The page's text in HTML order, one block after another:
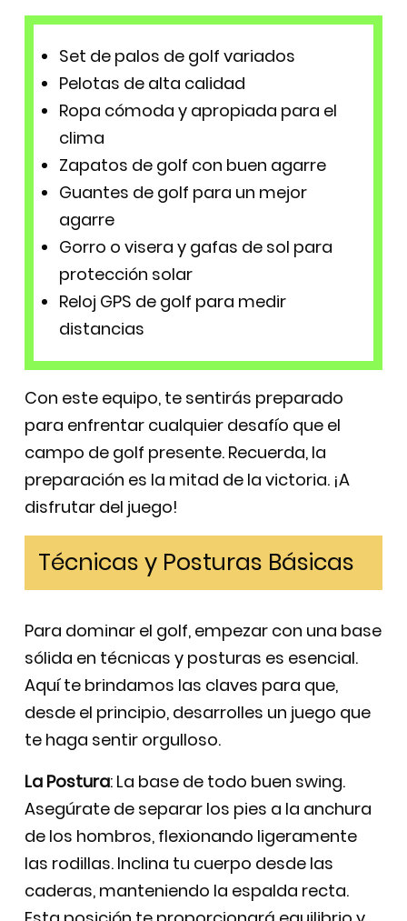
Set de palos de golf variados
Pelotas de alta calidad
Ropa cómoda y apropiada para el
clima
Zapatos de golf con buen agarre
Guantes de golf para un mejor
agarre
Gorro o visera y gafas de sol para
protección solar
Reloj GPS de golf para medir
distancias
Con este equipo, te sentirás preparado
para enfrentar cualquier desafío que el
campo de golf presente. Recuerda, la
preparación es la mitad de la victoria. ¡A
disfrutar del juego!
Técnicas y Posturas Básicas
Para dominar el golf, empezar con una base
sólida en técnicas y posturas es esencial.
Aquí te brindamos las claves para que,
desde el principio, desarrolles un juego que
te haga sentir orgulloso.
La Postura: La base de todo buen swing.
Asegúrate de separar los pies a la anchura
de los hombros, flexionando ligeramente
las rodillas. Inclina tu cuerpo desde las
caderas, manteniendo la espalda recta.